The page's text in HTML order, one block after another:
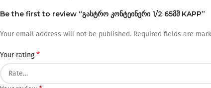
Be the first to review “გასტრო კონტეინერი 1/2 65მმ KAPP”
Your email address will not be published. Required fields are
Your rating *